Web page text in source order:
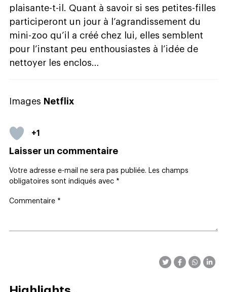
plaisante-t-il. Quant à savoir si ses petites-filles
participeront un jour à l’agrandissement du
mini-zoo qu’il a créé chez lui, elles semblent
pour l’instant peu enthousiastes à l’idée de
nettoyer les enclos…
Images Netflix
+1
Laisser un commentaire
Votre adresse e-mail ne sera pas publiée. Les champs
obligatoires sont indiqués avec *
Commentaire *